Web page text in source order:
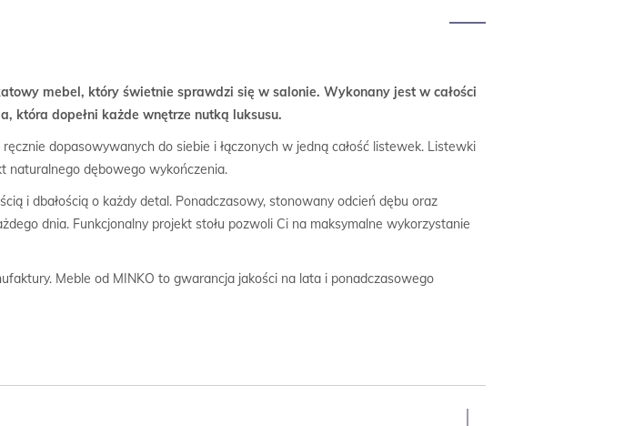
mebel, który świetnie sprawdzi się w salonie. Wykonany jest w całości
która dopełni każde wnętrze nutką luksusu.
dopasowywanych do siebie i łączonych w jedną całość listewek. Listewki
naturalnego dębowego wykończenia.
i dbałością o każdy detal. Ponadczasowy, stonowany odcień dębu oraz
dnia. Funkcjonalny projekt stołu pozwoli Ci na maksymalne wykorzystanie
Meble od MINKO to gwarancja jakości na lata i ponadczasowego